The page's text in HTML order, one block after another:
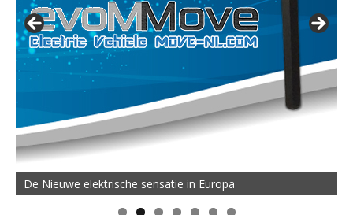
De Nieuwe elektrische sensatie in Europa